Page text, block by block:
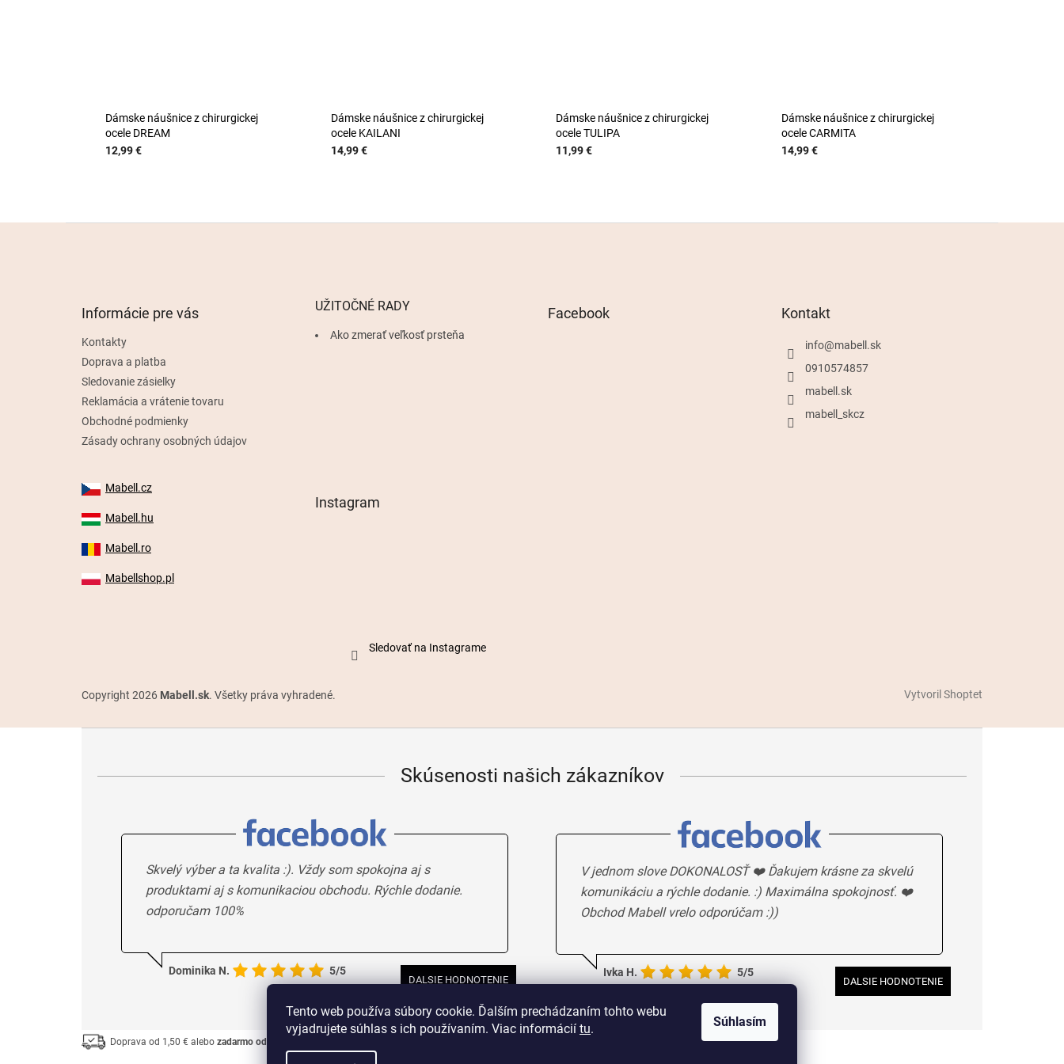
Tento web používa súbory cookie. Ďalším prechádzaním tohto webu
vyjadrujete súhlas s ich používaním. Viac informácií tu. Súhlasím
Dámske náušnice z chirurgickej
ocele DREAM
12,99 €
Dámske náušnice z chirurgickej
ocele KAILANI
14,99 €
Dámske náušnice z chirurgickej
ocele TULIPA
11,99 €
Dámske náušnice z chirurgickej
ocele CARMITA
14,99 €
Informácie pre vás
Kontakty
Doprava a platba
Sledovanie zásielky
Reklamácia a vrátenie tovaru
Obchodné podmienky
Zásady ochrany osobných údajov
UŽITOČNÉ RADY
Ako zmerať veľkosť prsteňa
Facebook Kontakt
info@mabell.sk
0910574857
mabell.sk
mabell_skcz
Mabell.cz
Mabell.hu
Mabell.ro
Mabellshop.pl
Instagram
Sledovať na Instagrame
Vytvoril Shoptet
Copyright 2026 Mabell.sk. Všetky práva vyhradené.
Skúsenosti našich zákazníkov
Skvelý výber a ta kvalita :). Vždy som spokojna aj s
produktami aj s komunikaciou obchodu. Rýchle dodanie.
odporučam 100%
Dominika N. 5/5
DALSIE HODNOTENIE
V jednom slove DOKONALOSŤ ❤️ Ďakujem krásne za skvelú
komunikáciu a rýchle dodanie. :) Maximálna spokojnosť. ❤️
Obchod Mabell vrelo odporúčam :))
Ivka H. 5/5
DALSIE HODNOTENIE
Doprava od 1,50 € alebo zadarmo od 33 €